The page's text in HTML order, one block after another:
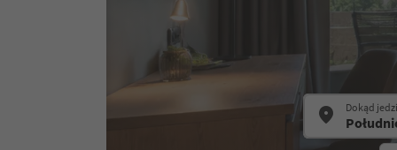
Dokąd